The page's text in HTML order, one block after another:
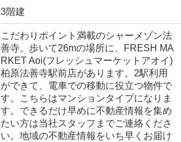
3階建
こだわりポイント満載のシャーメゾン法
善寺。歩いて26mの場所に、FRESH MA
RKET Aoi(フレッシュマーケットアオイ)
柏原法善寺駅前店があります。2駅利用
ができて、電車での移動に役立つ物件で
す。こちらはマンションタイプになりま
す。できるだけ早めに不動産情報を集め
たい方は当社スタッフまでご連絡くださ
い。地域の不動産情報をいち早くお届け